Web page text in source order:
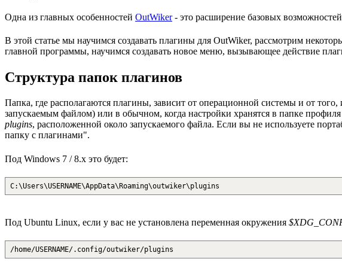
Одна из главных особенностей OutWiker- это расширение базовых
В этой статье мы научимся создавать плагины для OutWiker, рассмотрим
главной программы, научимся создавать новое меню, вызывающее действие
Структура папок плагинов
Папка, где располагаются плагины, зависит от операционной системы и от
запускаемым файлом) или в обычном, когда настройки хранятся в папке
plugins, расположенной около запускаемого файла. Если вы не используете
папку с плагинами".
Под Windows 7 / 8.x это будет:
C:\Users\USERNAME\AppData\Roaming\outwiker\plugins
Под Ubuntu Linux, если у вас не установлена переменная окружения
/home/USERNAME/.config/outwiker/plugins